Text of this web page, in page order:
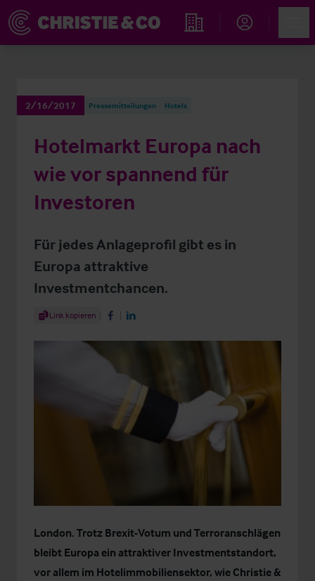
Immobiliensuche
2/16/2017 Pressemitteilungen Hotels
Hotelmarkt Europa nach
wie vor spannend für
Investoren
Für jedes Anlageprofil gibt es in
Europa attraktive
Investmentchancen.
Share Article
Link kopieren Share on Facebook
Share on LinkedIn
London. Trotz Brexit-Votum und Terroranschlägen
bleibt Europa ein attraktiver Investmentstandort,
vor allem im Hotelimmobiliensektor, wie Christie &